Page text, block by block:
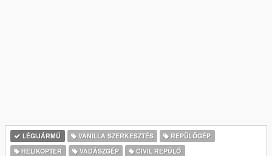
LÉGIJÁRMŰ VANILLA SZERKESZTÉS
REPÜLŐGÉP
HELIKOPTER
VADÁSZGÉP
CIVIL REPÜLŐ